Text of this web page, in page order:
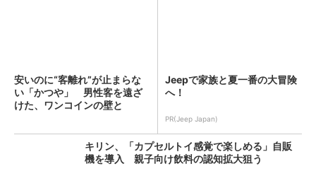
安いのに“客離れ”が止まらな
い「かつや」 男性客を遠ざ
けた、ワンコインの壁と
Jeepで家族と夏一番の大冒険
へ！
PR(Jeep Japan)
キリン、「カプセルトイ感覚で楽しめる」自販
機を導入 親子向け飲料の認知拡大狙う